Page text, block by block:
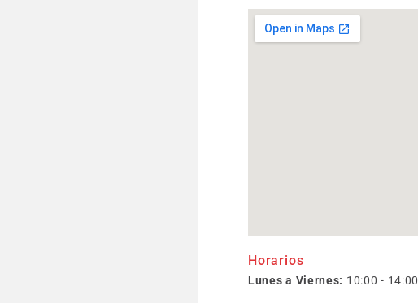
Horarios
Lunes a Viernes: 10:00 - 14:00